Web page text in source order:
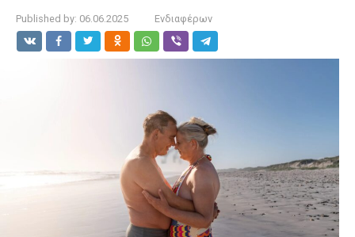
Published by: 06.06.2025 Ενδιαφέρων